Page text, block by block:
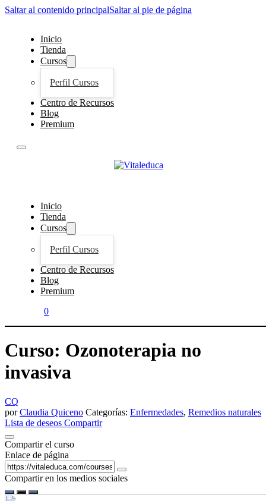
Saltar al contenido principalSaltar al pie de página
Inicio
Tienda
Cursos
Perfil Cursos
Centro de Recursos
Blog
Premium
Inicio
Tienda
Cursos
Perfil Cursos
Centro de Recursos
Blog
Premium
0
Curso: Ozonoterapia no
invasiva
CQ
porClaudia Quiceno Categorías: Enfermedades, Remedios naturales
Lista de deseos Compartir
Compartir el curso
Enlace de página
Compartir en los medios sociales